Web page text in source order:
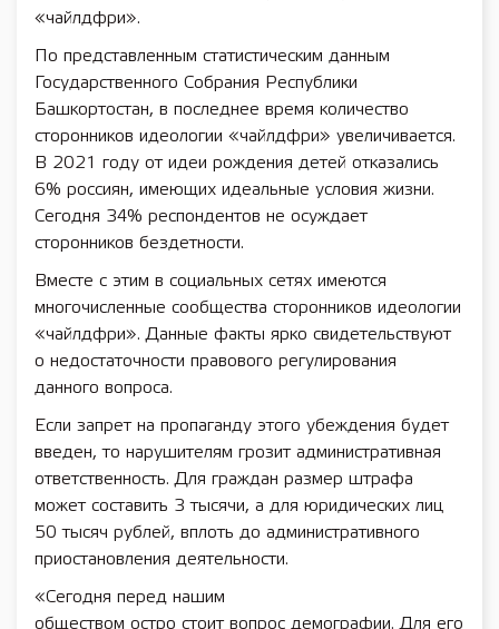
«чайлдфри».
По представленным статистическим данным
Государственного Собрания Республики
Башкортостан, в последнее время количество
сторонников идеологии «чайлдфри» увеличивается.
В 2021 году от идеи рождения детей отказались
6% россиян, имеющих идеальные условия жизни.
Сегодня 34% респондентов не осуждает
сторонников бездетности.
Вместе с этим в социальных сетях имеются
многочисленные сообщества сторонников идеологии
«чайлдфри». Данные факты ярко свидетельствуют
о недостаточности правового регулирования
данного вопроса.
Если запрет на пропаганду этого убеждения будет
введен, то нарушителям грозит административная
ответственность. Для граждан размер штрафа
может составить 3 тысячи, а для юридических лиц
50 тысяч рублей, вплоть до административного
приостановления деятельности.
«Сегодня перед нашим
обществом остро стоит вопрос демографии. Для его